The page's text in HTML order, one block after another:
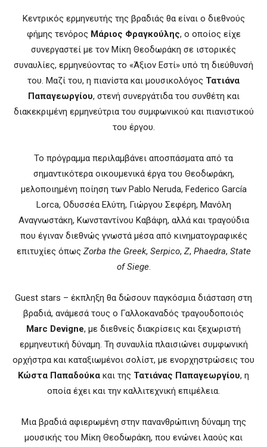
Κεντρικός ερμηνευτής της βραδιάς θα είναι ο διεθνούς
φήμης τενόρος Μάριος Φραγκούλης, ο οποίος είχε
συνεργαστεί με τον Μίκη Θεοδωράκη σε ιστορικές
συναυλίες, ερμηνεύοντας το «Άξιον Εστί» υπό τη διεύθυνσή
του. Μαζί του, η πιανίστα και μουσικολόγος Τατιάνα
Παπαγεωργίου, στενή συνεργάτιδα του συνθέτη και
διακεκριμένη ερμηνεύτρια του συμφωνικού και πιανιστικού
του έργου.
Το πρόγραμμα περιλαμβάνει αποσπάσματα από τα
σημαντικότερα οικουμενικά έργα του Θεοδωράκη,
μελοποιημένη ποίηση των Pablo Neruda, Federico García
Lorca, Οδυσσέα Ελύτη, Γιώργου Σεφέρη, Μανόλη
Αναγνωστάκη, Κωνσταντίνου Καβάφη, αλλά και τραγούδια
που έγιναν διεθνώς γνωστά μέσα από κινηματογραφικές
επιτυχίες όπως Zorba the Greek, Serpico, Z, Phaedra, State
of Siege.
Guest stars – έκπληξη θα δώσουν παγκόσμια διάσταση στη
βραδιά, ανάμεσά τους ο Γαλλοκαναδός τραγουδοποιός
Marc Devigne, με διεθνείς διακρίσεις και ξεχωριστή
ερμηνευτική δύναμη. Τη συναυλία πλαισιώνει συμφωνική
ορχήστρα και καταξιωμένοι σολίστ, με ενορχηστρώσεις του
Κώστα Παπαδούκα και της Τατιάνας Παπαγεωργίου, η
οποία έχει και την καλλιτεχνική επιμέλεια.
Μια βραδιά αφιερωμένη στην πανανθρώπινη δύναμη της
μουσικής του Μίκη Θεοδωράκη, που ενώνει λαούς και